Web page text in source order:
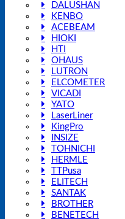
DALUSHAN
KENBO
ACEBEAM
HIOKI
HTI
OHAUS
LUTRON
ELCOMETER
VICADI
YATO
LaserLiner
KingPro
INSIZE
TOHNICHI
HERMLE
TTPusa
ELITECH
SANTAK
BROTHER
BENETECH